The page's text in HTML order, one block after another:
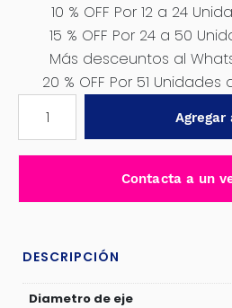
10 % OFF Por 12 a 24
15 % OFF Por 24 a 50
Más desceuntos al
20 % OFF Por 51 Unidades
MECANICO
18
-
Contacta a un
DESCRIPCIÓN
Diametro de eje